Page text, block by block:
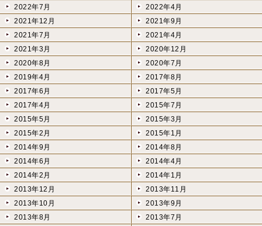
2022年7月
2022年4月
2021年12月
2021年9月
2021年7月
2021年4月
2021年3月
2020年12月
2020年8月
2020年7月
2019年4月
2017年8月
2017年6月
2017年5月
2017年4月
2015年7月
2015年5月
2015年3月
2015年2月
2015年1月
2014年9月
2014年8月
2014年6月
2014年4月
2014年2月
2014年1月
2013年12月
2013年11月
2013年10月
2013年9月
2013年8月
2013年7月